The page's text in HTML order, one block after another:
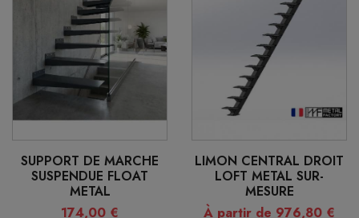
SUPPORT DE MARCHE
SUSPENDUE FLOAT
METAL
174,00 €
LIMON CENTRAL DROIT
LOFT METAL SUR-
MESURE
À partir de 976,80 €